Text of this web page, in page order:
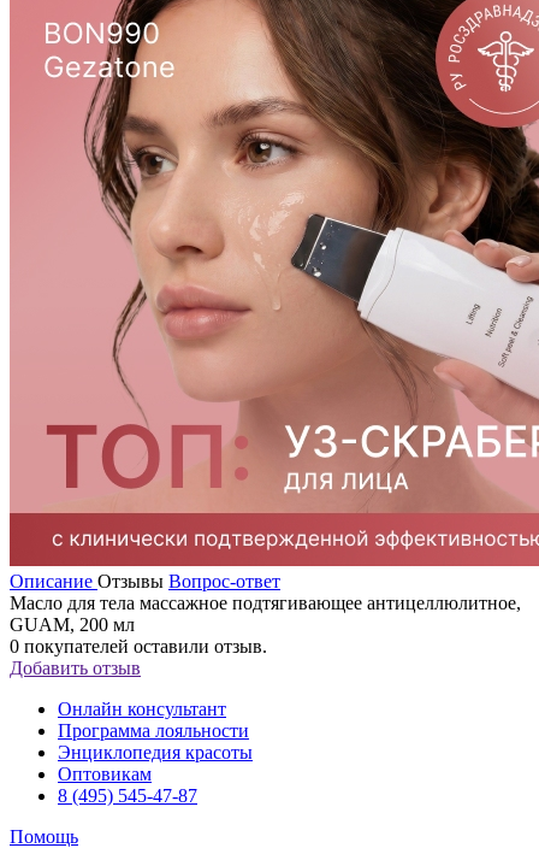
Описание Отзывы Вопрос-ответ
Масло для тела массажное подтягивающее антицеллюлитное,
GUAM, 200 мл
0 покупателей оставили отзыв.
Добавить отзыв
Онлайн консультант
Программа лояльности
Энциклопедия красоты
Оптовикам
8 (495) 545-47-87
Помощь